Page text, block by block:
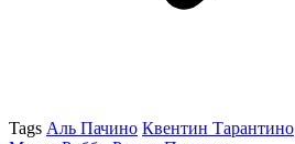
Tags Аль Пачино Квентин Тарантино